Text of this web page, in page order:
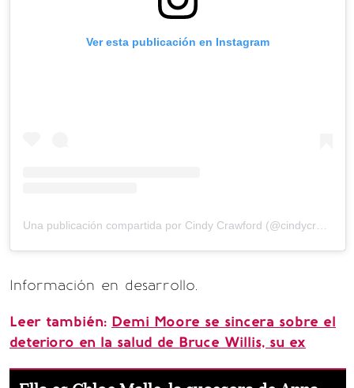
Ver esta publicación en Instagram
Una publicación compartida por Cindy Crawford (@cindycrawford)
Información en desarrollo.
Leer también: Demi Moore se sincera sobre el
deterioro en la salud de Bruce Willis, su ex